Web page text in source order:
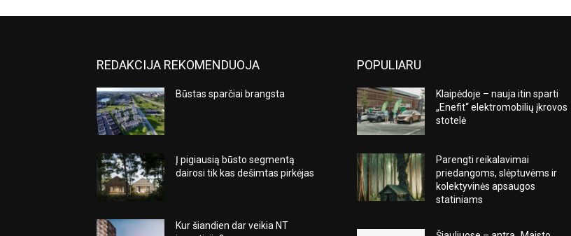
REDAKCIJA REKOMENDUOJA
Būstas sparčiai brangsta
Į pigiausią būsto segmentą
dairosi tik kas dešimtas pirkėjas
Kur šiandien dar veikia NT
POPULIARU
Klaipėdoje – nauja itin sparti
„Enefit“ elektromobilių įkrovos
stotelė
Parengti reikalavimai
priedangoms, slėptuvėms ir
kolektyvinės apsaugos
statiniams